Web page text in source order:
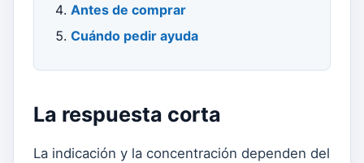
Antes de comprar
Cuándo pedir ayuda
La respuesta corta
La indicación y la concentración dependen del